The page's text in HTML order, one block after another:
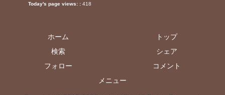
Today's page views: : 418
ホーム
トップ
検索
シェア
フォロー
コメント
メニュー